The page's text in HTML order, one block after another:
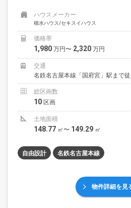
ハウスメーカー
積水ハウス/セキスイハウス
価格帯
1,980 万円〜 2,320 万円
交通
名鉄名古屋本線「国府宮」駅まで徒
総区画数
10 区画
土地面積
148.77 ㎡〜 149.29 ㎡
自由設計 名鉄名古屋本線
物件詳細を見